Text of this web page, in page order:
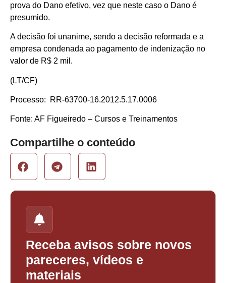
prova do Dano efetivo, vez que neste caso o Dano é
presumido.
A decisão foi unanime, sendo a decisão reformada e a
empresa condenada ao pagamento de indenização no
valor de R$ 2 mil.
(LT/CF)
Processo: RR-63700-16.2012.5.17.0006
Fonte: AF Figueiredo – Cursos e Treinamentos
Compartilhe o conteúdo
Receba avisos sobre novos
pareceres, vídeos e
materiais